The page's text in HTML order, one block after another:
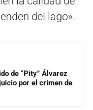
del lago».
de “Pity” Álvarez
por el crimen de